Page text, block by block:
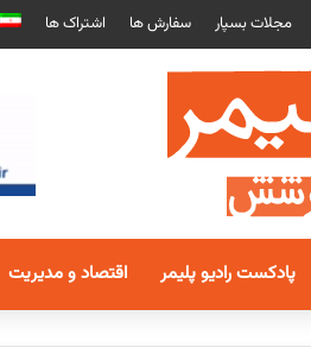
مجلات بسپار سفارش ها اشتراک ها
پادکست رادیو پلیمر اقتصاد و مدیریت